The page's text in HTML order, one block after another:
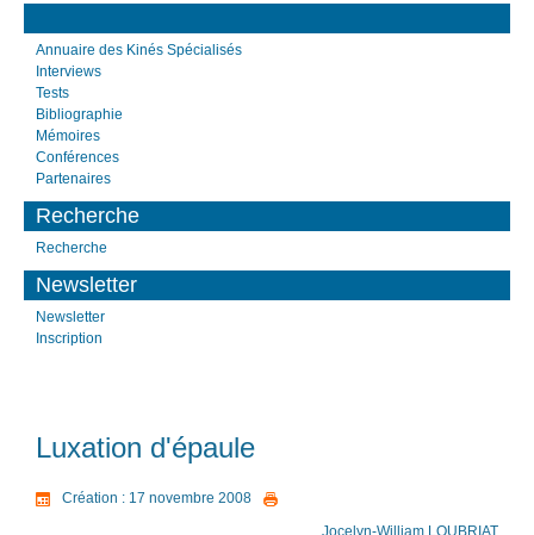
Annuaire des Kinés Spécialisés
Interviews
Tests
Bibliographie
Mémoires
Conférences
Partenaires
Recherche
Recherche
Newsletter
Newsletter
Inscription
Luxation d'épaule
Création : 17 novembre 2008
Jocelyn-William LOUBRIAT